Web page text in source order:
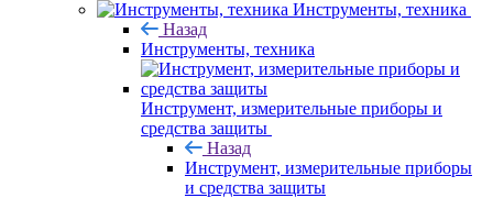
Инструменты, техника
Назад
Инструменты, техника
Инструмент, измерительные приборы и
средства защиты
Назад
Инструмент, измерительные приборы
и средства защиты